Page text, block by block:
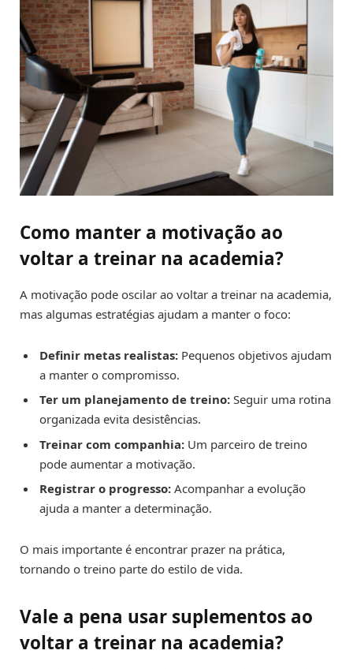
Como manter a motivação ao
voltar a treinar na academia?
A motivação pode oscilar ao voltar a treinar na academia,
mas algumas estratégias ajudam a manter o foco:
Definir metas realistas: Pequenos objetivos ajudam
a manter o compromisso.
Ter um planejamento de treino: Seguir uma rotina
organizada evita desistências.
Treinar com companhia: Um parceiro de treino
pode aumentar a motivação.
Registrar o progresso: Acompanhar a evolução
ajuda a manter a determinação.
O mais importante é encontrar prazer na prática,
tornando o treino parte do estilo de vida.
Vale a pena usar suplementos ao
voltar a treinar na academia?